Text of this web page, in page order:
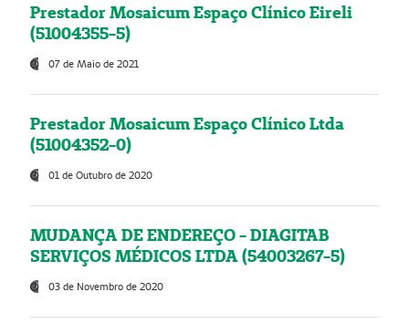
Prestador Mosaicum Espaço Clínico Eireli
(51004355-5)
07 de Maio de 2021
Prestador Mosaicum Espaço Clínico Ltda
(51004352-0)
01 de Outubro de 2020
MUDANÇA DE ENDEREÇO - DIAGITAB
SERVIÇOS MÉDICOS LTDA (54003267-5)
03 de Novembro de 2020